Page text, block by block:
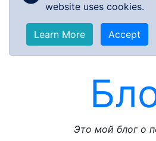
website uses cookies.
Learn More Accept
Это мой блог о